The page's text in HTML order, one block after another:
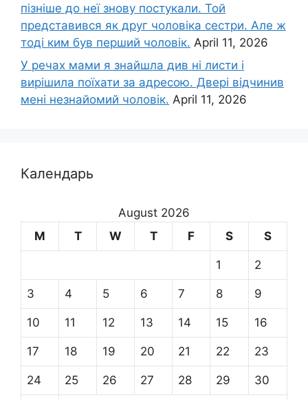
пізніше до неї знову постукали. Той
представився як друг чоловіка сестри. Але ж
тоді ким був перший чоловік. April 11, 2026
У речах мами я знайшла див ні листи і
вирішила поїхати за адресою. Двері відчинив
мені незнайомий чоловік. April 11, 2026
Календарь
August 2026
M
T W T F S S
1 2
3 4 5 6 7 8 9
10 11 12 13 14 15 16
17 18 19 20 21 22 23
24 25 26 27 28 29 30